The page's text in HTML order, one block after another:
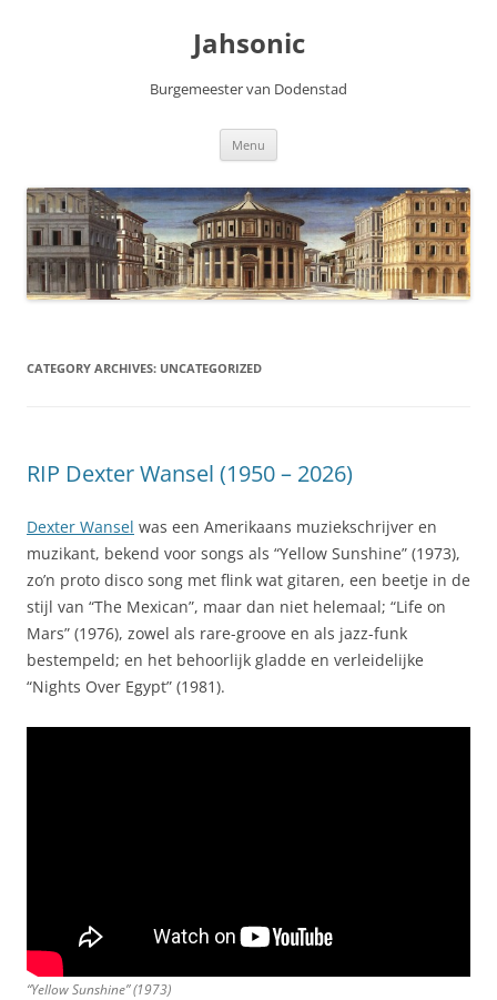
Jahsonic
Burgemeester van Dodenstad
Menu
CATEGORY ARCHIVES: UNCATEGORIZED
RIP Dexter Wansel (1950 – 2026)
Dexter Wansel was een Amerikaans muziekschrijver en
muzikant, bekend voor songs als “Yellow Sunshine” (1973),
zo’n proto disco song met flink wat gitaren, een beetje in de
stijl van “The Mexican”, maar dan niet helemaal; “Life on
Mars” (1976), zowel als rare-groove en als jazz-funk
bestempeld; en het behoorlijk gladde en verleidelijke
“Nights Over Egypt” (1981).
“Yellow Sunshine” (1973)